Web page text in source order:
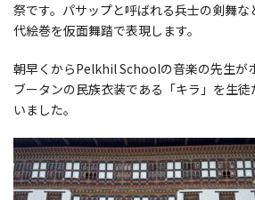
祭です。パサップと呼ばれる兵士の剣舞
代絵巻を仮面舞踏で表現します。
朝早くからPelkhil Schoolの音楽の先生が
ブータンの民族衣装である「キラ」を生
いました。